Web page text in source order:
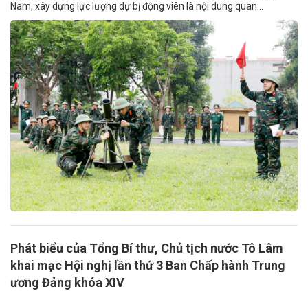
Nam, xây dựng lực lượng dự bị động viên là nội dung quan...
Phát biểu của Tổng Bí thư, Chủ tịch nước Tô Lâm
khai mạc Hội nghị lần thứ 3 Ban Chấp hành Trung
ương Đảng khóa XIV